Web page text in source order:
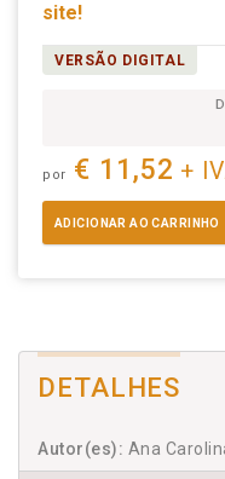
site!
VERSÃO DIGITAL
por € 11,52 +
ADICIONAR AO CARRINHO
DETALHES
Autor(es): Ana